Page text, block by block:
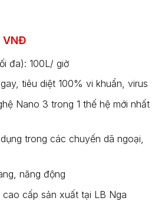
VNĐ
đa): 100L/ giờ
tiêu diệt 100% vi khuẩn, virus
Nano 3 trong 1 thế hệ mới nhất
trong các chuyến dã ngoại,
năng động
cấp sản xuất tại LB Nga